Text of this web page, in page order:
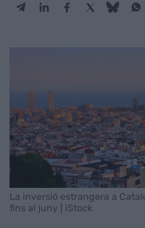
La inversió estrangera a
fins al juny | iStock